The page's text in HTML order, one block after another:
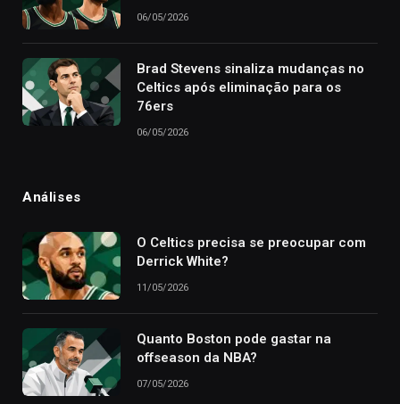
06/05/2026
Brad Stevens sinaliza mudanças no
Celtics após eliminação para os
76ers
06/05/2026
Análises
O Celtics precisa se preocupar com
Derrick White?
11/05/2026
Quanto Boston pode gastar na
offseason da NBA?
07/05/2026